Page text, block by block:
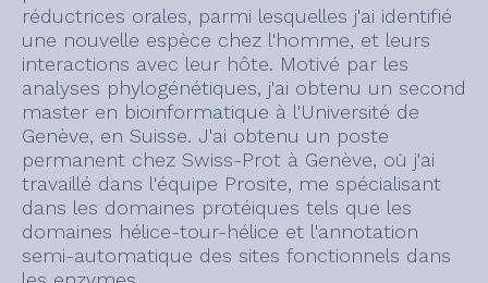
réductrices orales, parmi lesquelles j'ai identifié
une nouvelle espèce chez l'homme, et leurs
interactions avec leur hôte. Motivé par les
analyses phylogénétiques, j'ai obtenu un second
master en bioinformatique à l'Université de
Genève, en Suisse. J'ai obtenu un poste
permanent chez Swiss-Prot à Genève, où j'ai
travaillé dans l'équipe Prosite, me spécialisant
dans les domaines protéiques tels que les
domaines hélice-tour-hélice et l'annotation
semi-automatique des sites fonctionnels dans